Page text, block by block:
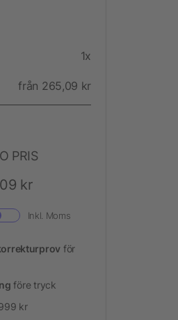
1x
från 265,09 kr
PRIS
kr
Inkl. Moms
för
före tryck
kr